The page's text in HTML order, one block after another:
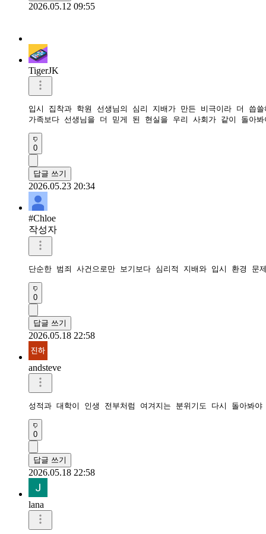
2026.05.12 09:55
TigerJK
입시 집착과 학원 선생님의 심리 지배가 만든 비극이라 더
가족보다 선생님을 더 믿게 된 현실을 우리 사회가 같이 돌
0
답글 쓰기
2026.05.23 20:34
#Chloe
작성자
단순한 범죄 사건으로만 보기보다 심리적 지배와 입시 환경 문
0
답글 쓰기
2026.05.18 22:58
andsteve
성적과 대학이 인생 전부처럼 여겨지는 분위기도 다시 돌아봐
0
답글 쓰기
2026.05.18 22:58
lana